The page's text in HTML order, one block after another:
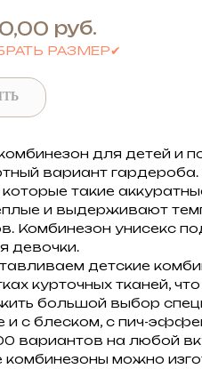
руб.
РАЗМЕР✔
для детей и
вариант
которые такие
и выдерживают
Комбинезон унисекс
девочки.
детские
курточных тканей,
большой выбор
и с блеском, с пич-
вариантов на любой
комбинезоны можно